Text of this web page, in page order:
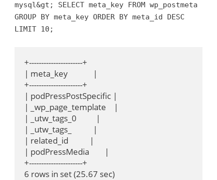
mysql&gt; SELECT meta_key FROM wp_postmeta
GROUP BY meta_key ORDER BY meta_id DESC
LIMIT 10;
+----------------------+
| meta_key             |
+----------------------+
| podPressPostSpecific |
| _wp_page_template    |
| _utw_tags_0          |
| _utw_tags_           |
| related_id           |
| podPressMedia        |
+----------------------+
6 rows in set (25.67 sec)